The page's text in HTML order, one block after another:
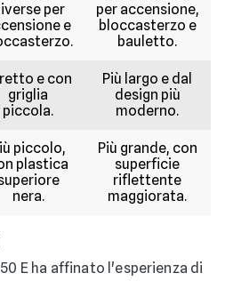
per
e
per accensione,
bloccasterzo e
bauletto.
e con
griglia
piccola.
Più largo e dal
design più
moderno.
piccolo,
plastica
nera.
Più grande, con
superficie
riflettente
maggiorata.
E ha affinato l'esperienza di